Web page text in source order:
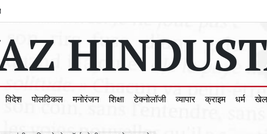
विदेश पोलटिकल मनोरंजन शिक्षा टेक्नोलॉजी व्यापार क्राइम धर्म खेल